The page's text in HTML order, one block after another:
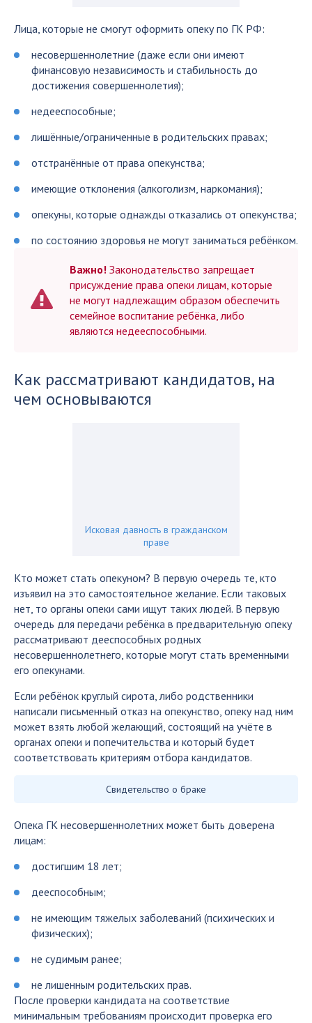
Лица, которые не смогут оформить опеку по ГК РФ:
несовершеннолетние (даже если они имеют
финансовую независимость и стабильность до
достижения совершеннолетия);
недееспособные;
лишённые/ограниченные в родительских правах;
отстранённые от права опекунства;
имеющие отклонения (алкоголизм, наркомания);
опекуны, которые однажды отказались от опекунства;
по состоянию здоровья не могут заниматься ребёнком.
Важно! Законодательство запрещает
присуждение права опеки лицам, которые
не могут надлежащим образом обеспечить
семейное воспитание ребёнка, либо
являются недееспособными.
Как рассматривают кандидатов, на
чем основываются
Исковая давность в гражданском
праве
Кто может стать опекуном? В первую очередь те, кто
изъявил на это самостоятельное желание. Если таковых
нет, то органы опеки сами ищут таких людей. В первую
очередь для передачи ребёнка в предварительную опеку
рассматривают дееспособных родных
несовершеннолетнего, которые могут стать временными
его опекунами.
Если ребёнок круглый сирота, либо родственники
написали письменный отказ на опекунство, опеку над ним
может взять любой желающий, состоящий на учёте в
органах опеки и попечительства и который будет
соответствовать критериям отбора кандидатов.
Свидетельство о браке
Опека ГК несовершеннолетних может быть доверена
лицам:
достигшим 18 лет;
дееспособным;
не имеющим тяжелых заболеваний (психических и
физических);
не судимым ранее;
не лишенным родительских прав.
После проверки кандидата на соответствие
минимальным требованиям происходит проверка его